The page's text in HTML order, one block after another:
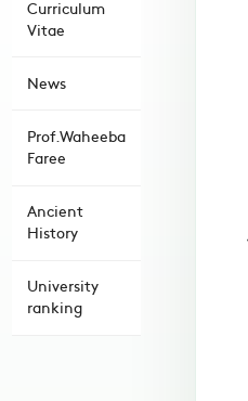
Curriculum
Vitae
News
Prof.Waheeba
Faree
Ancient
History
University
ranking